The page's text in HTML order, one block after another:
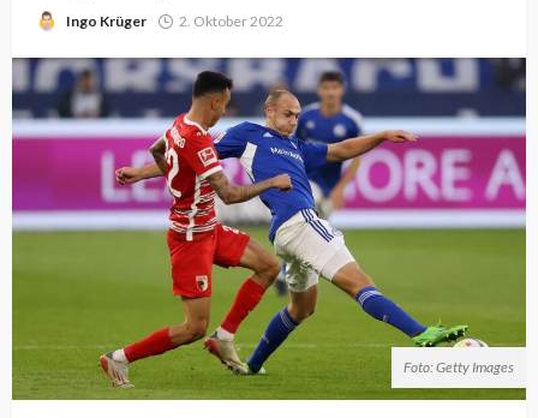
Ingo Krüger 2. Oktober 2022
Foto: Getty Images